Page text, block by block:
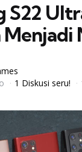
S22
1 Diskusi seru!